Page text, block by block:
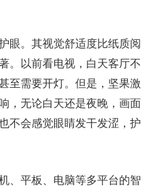
眼。其视觉舒适度比纸质阅
。以前看电视，白天客厅不
至需要开灯。但是，坚果激
，无论白天还是夜晚，画面
不会感觉眼睛发干发涩，护
、平板、电脑等多平台的智